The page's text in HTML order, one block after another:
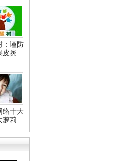
：谨防
皮炎
络十大
萝莉